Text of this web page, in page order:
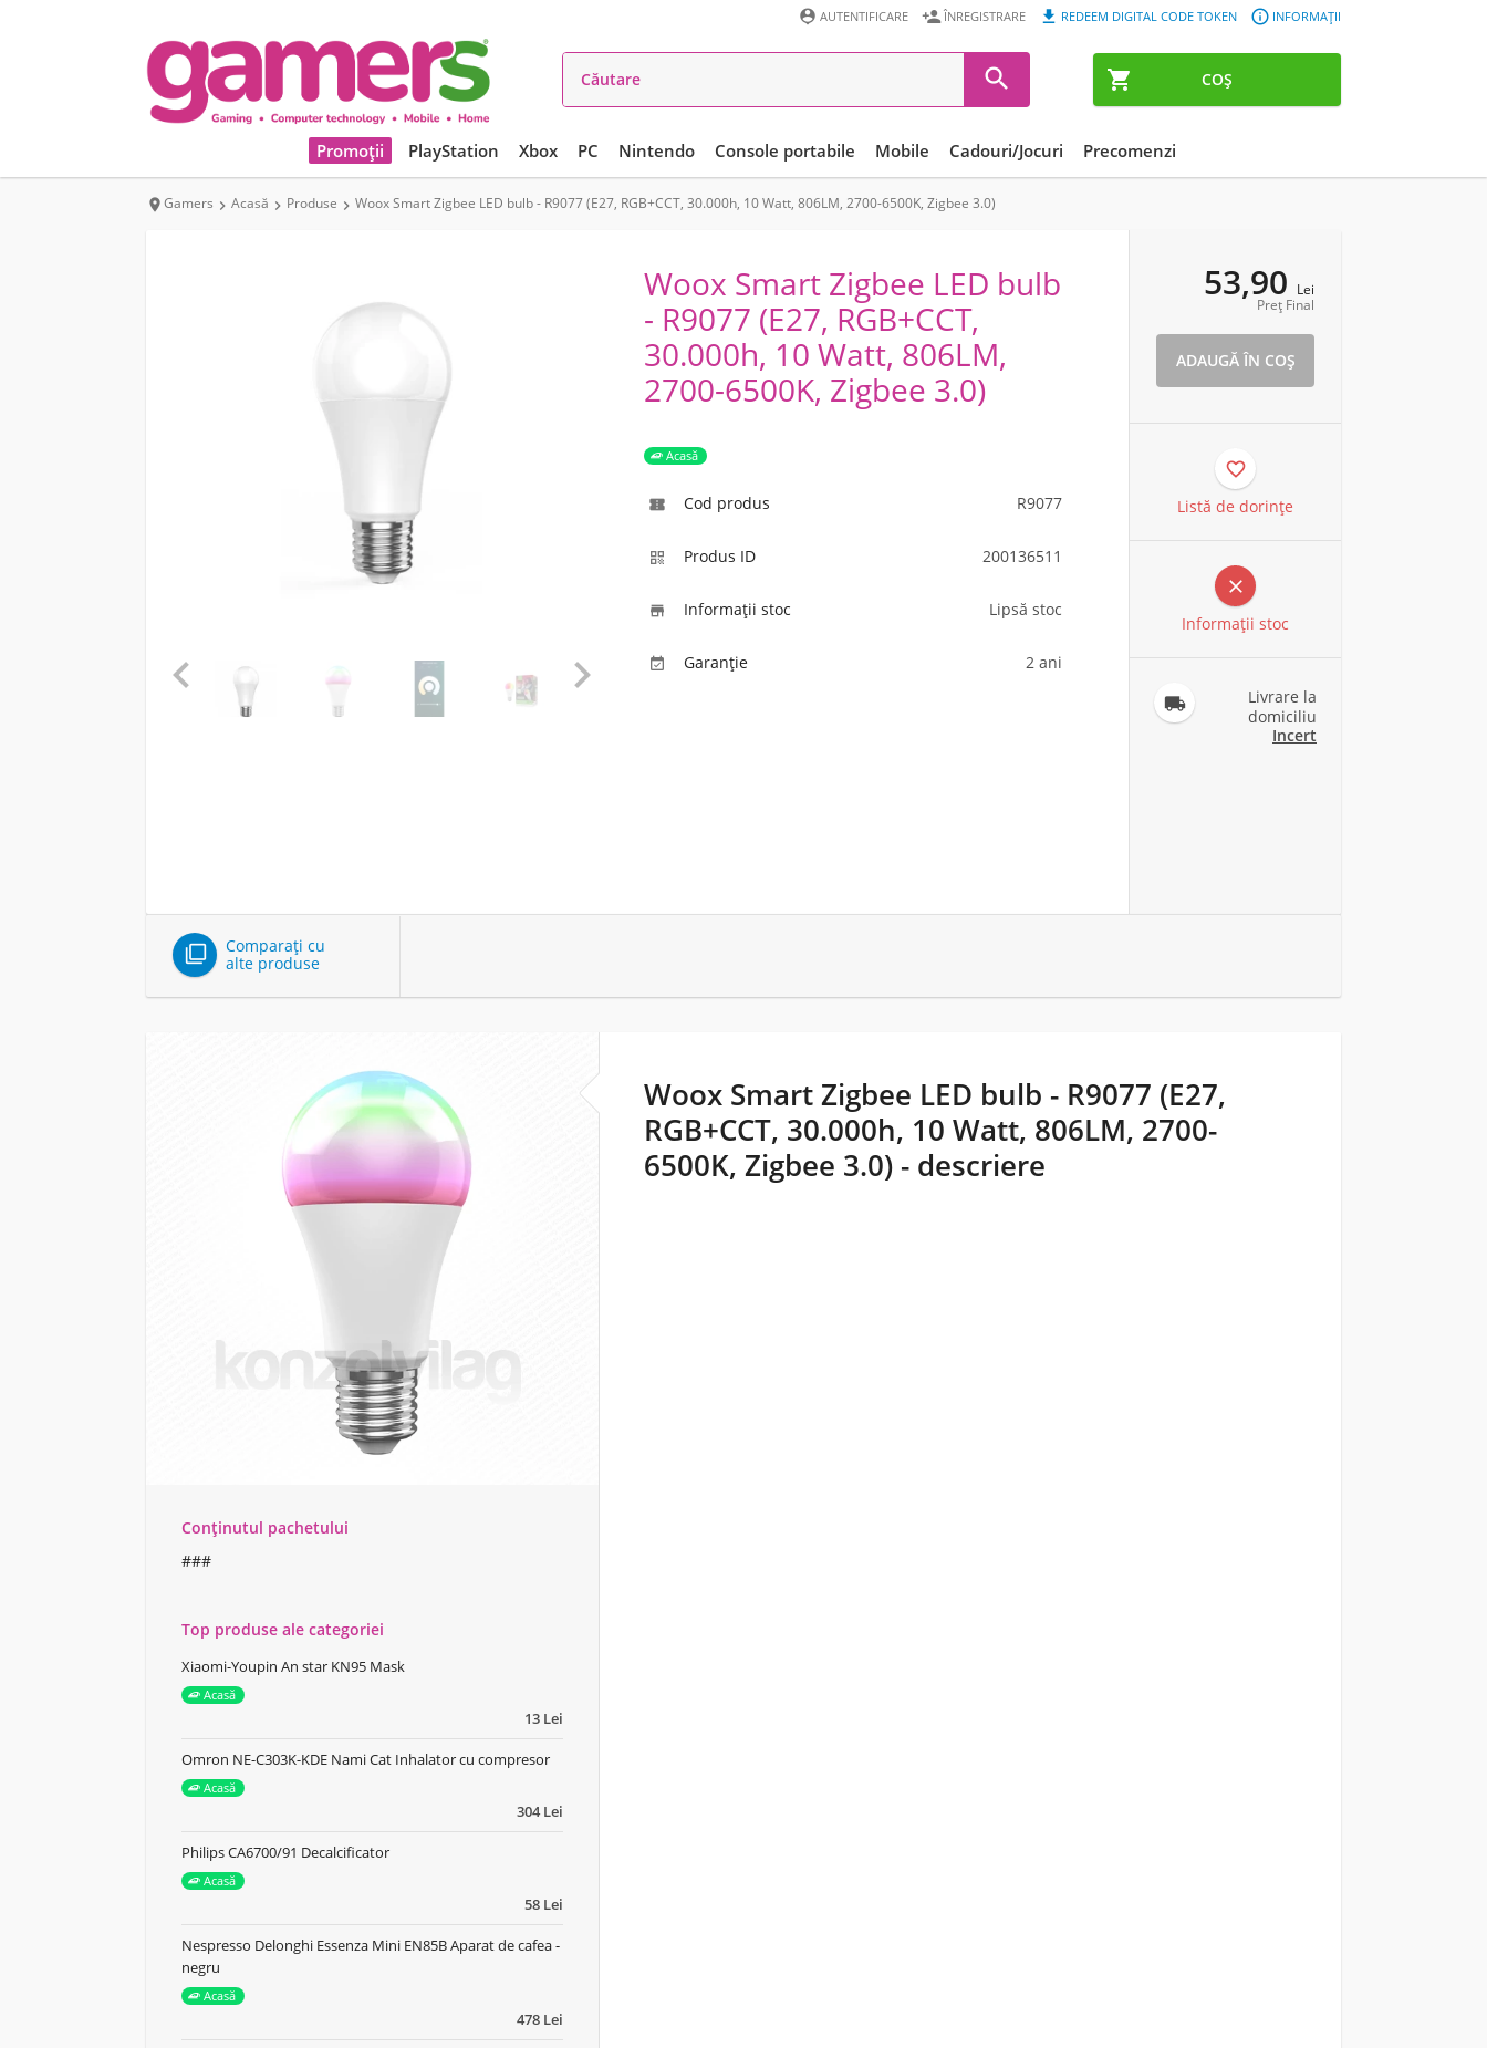
 COȘ
 INFORMAȚII
 REDEEM DIGITAL CODE TOKEN
ÎNREGISTRARE
 AUTENTIFICARE

Promoții PlayStation Xbox PC Nintendo Console portabile Mobile Cadouri/Jocuri Precomenzi
Gamers  Acasă  Produse  Woox Smart Zigbee LED bulb - R9077 (E27, RGB+CCT, 30.000h, 10 Watt, 806LM, 2700-6500K, Zigbee 3.0)
 
Woox Smart Zigbee LED bulb
- R9077 (E27, RGB+CCT,
30.000h, 10 Watt, 806LM,
2700-6500K, Zigbee 3.0)
Acasă
 Cod produs R9077
 Produs ID 200136511
 Informaţii stoc Lipsă stoc
 Garanție 2 ani
53,90 Lei
Preț Final

Listă de dorințe

Informaţii stoc

Livrare la
domiciliu
Incert

Comparați cu
alte produse
Woox Smart Zigbee LED bulb - R9077 (E27,
RGB+CCT, 30.000h, 10 Watt, 806LM, 2700-
6500K, Zigbee 3.0) - descriere
Conținutul pachetului
###
Top produse ale categoriei
13 Lei
Xiaomi-Youpin An star KN95 Mask
Acasă
304 Lei
Omron NE-C303K-KDE Nami Cat Inhalator cu compresor
Acasă
58 Lei
Philips CA6700/91 Decalcificator
Acasă
478 Lei
Nespresso Delonghi Essenza Mini EN85B Aparat de cafea -
negru
Acasă